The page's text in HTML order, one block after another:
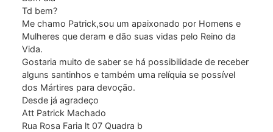
Td bem?
Me chamo Patrick,sou um apaixonado por Homens e
Mulheres que deram e dão suas vidas pelo Reino da
Vida.
Gostaria muito de saber se há possibilidade de receber
alguns santinhos e também uma relíquia se possível
dos Mártires para devoção.
Desde já agradeço
Att Patrick Machado
Rua Rosa Faria lt 07 Quadra b